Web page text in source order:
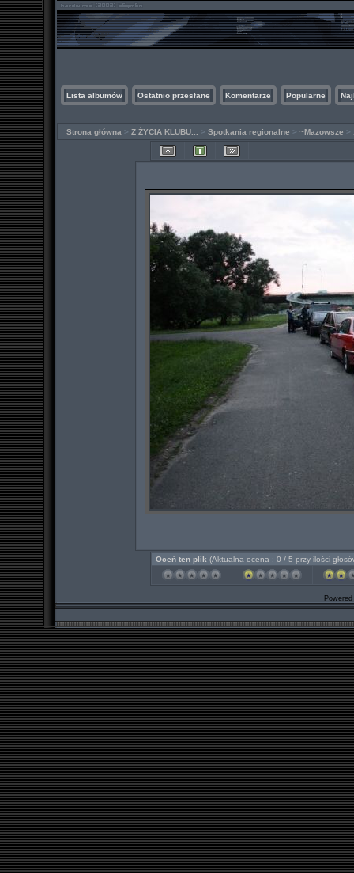
Lista albumów Ostatnio przesłane Komentarze Popularne
Strona główna > Z ŻYCIA KLUBU... > Spotkania regionalne > ~Mazowsze >
Oceń ten plik (Aktualna ocena : 0 / 5 przy ilości